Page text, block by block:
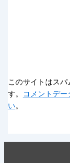
このサイトはス
す。
コメントデ
い。